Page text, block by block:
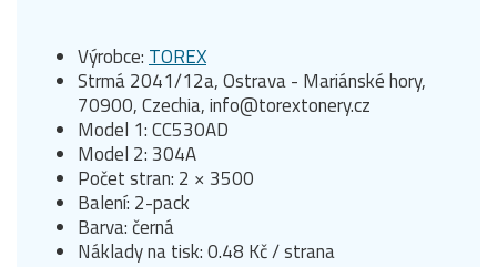
Výrobce: TOREX
Strmá 2041/12a, Ostrava - Mariánské hory,
70900, Czechia, info@torextonery.cz
Model 1: CC530AD
Model 2: 304A
Počet stran: 2 × 3500
Balení: 2-pack
Barva: černá
Náklady na tisk: 0.48 Kč / strana